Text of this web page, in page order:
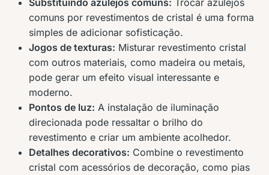
Substituindo azulejos comuns: Trocar azulejos
comuns por revestimentos de cristal é uma forma
simples de adicionar sofisticação.
Jogos de texturas: Misturar revestimento cristal
com outros materiais, como madeira ou metais,
pode gerar um efeito visual interessante e
moderno.
Pontos de luz: A instalação de iluminação
direcionada pode ressaltar o brilho do
revestimento e criar um ambiente acolhedor.
Detalhes decorativos: Combine o revestimento
cristal com acessórios de decoração, como pias